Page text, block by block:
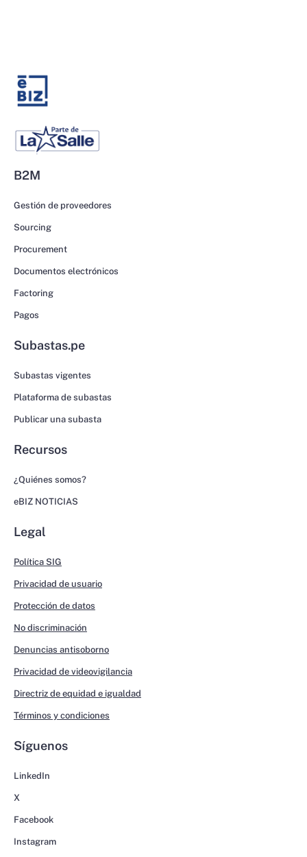
B2M
Gestión de proveedores
Sourcing
Procurement
Documentos electrónicos
Factoring
Pagos
Subastas.pe
Subastas vigentes
Plataforma de subastas
Publicar una subasta
Recursos
¿Quiénes somos?
eBIZ NOTICIAS
Legal
Política SIG
Privacidad de usuario
Protección de datos
No discriminación
Denuncias antisoborno
Privacidad de videovigilancia
Directriz de equidad e igualdad
Términos y condiciones
Síguenos
LinkedIn
X
Facebook
Instagram